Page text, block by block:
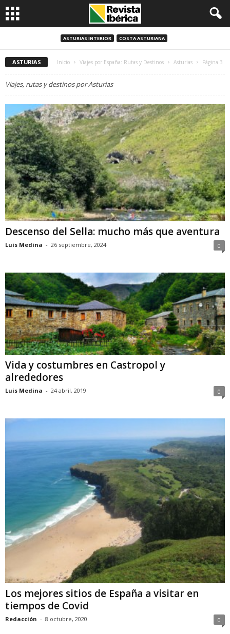
ASTURIAS INTERIOR COSTA ASTURIANA
ASTURIAS Inicio Viajes por España: Rutas y Destinos Asturias Página 3
Viajes, rutas y destinos por Asturias
Descenso del Sella: mucho más que aventura
Luis Medina - 26 septiembre, 2024 0
Vida y costumbres en Castropol y
alrededores
Luis Medina - 24 abril, 2019 0
Los mejores sitios de España a visitar en
tiempos de Covid
Redacción - 8 octubre, 2020 0